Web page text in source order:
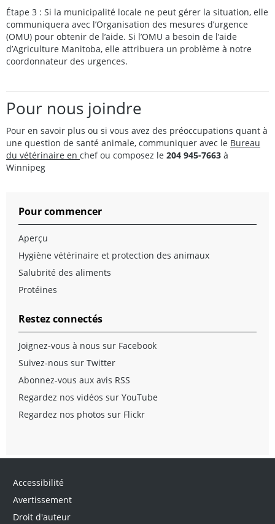
Étape 3 : Si la municipalité locale ne peut gérer la situation, elle
communiquera avec l’Organisation des mesures d’urgence
(OMU) pour obtenir de l’aide. Si l’OMU a besoin de l’aide
d’Agriculture Manitoba, elle attribuera un problème à notre
coordonnateur des urgences.
Pour nous joindre
Pour en savoir plus ou si vous avez des préoccupations quant à
une question de santé animale, communiquer avec le Bureau
du vétérinaire en chef ou composez le 204 945-7663 à
Winnipeg
Pour commencer
Aperçu
Hygiène vétérinaire et protection des animaux
Salubrité des aliments
Protéines
Restez connectés
Joignez-vous à nous sur Facebook
Suivez-nous sur Twitter
Abonnez-vous aux avis RSS
Regardez nos vidéos sur YouTube
Regardez nos photos sur Flickr
Accessibilité
Avertissement
Droit d'auteur